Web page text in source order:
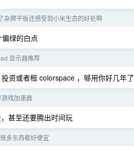
杂牌平板还感受到小米生态的好处啊
绿的白点
显示器推荐
资或者租 colorspace ，够用你好几年了
戏加速器
甚至还要腾出时间玩
多东西都好便宜